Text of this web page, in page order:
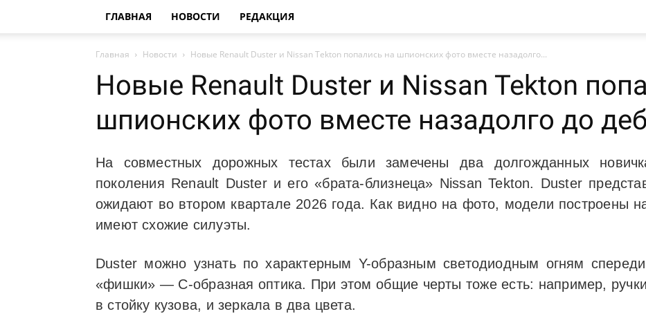
ГЛАВНАЯ НОВОСТИ РЕДАКЦИЯ
Главная Новости Новые Renault Duster и Nissan Tekton попались на шпионских фото вместе назадолго...
Новые Renault Duster и Nissan Tekton
шпионских фото вместе назадолго до
На совместных дорожных тестах были замечены два долгожданных
поколения Renault Duster и его «брата-близнеца» Nissan Tekton. Duster
ожидают во втором квартале 2026 года. Как видно на фото, модели построены
имеют схожие силуэты.
Duster можно узнать по характерным Y-образным светодиодным огням
«фишки» — С-образная оптика. При этом общие черты тоже есть: например,
в стойку кузова, и зеркала в два цвета.